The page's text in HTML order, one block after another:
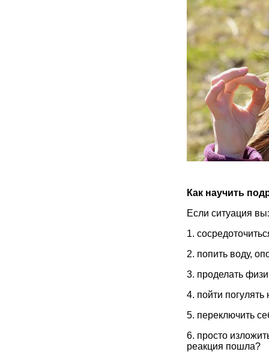
Как научить
Если ситуация
1.
2. попить воду,
3. проделать
4. пойти
5. переключить
6. просто
реакция пошла?